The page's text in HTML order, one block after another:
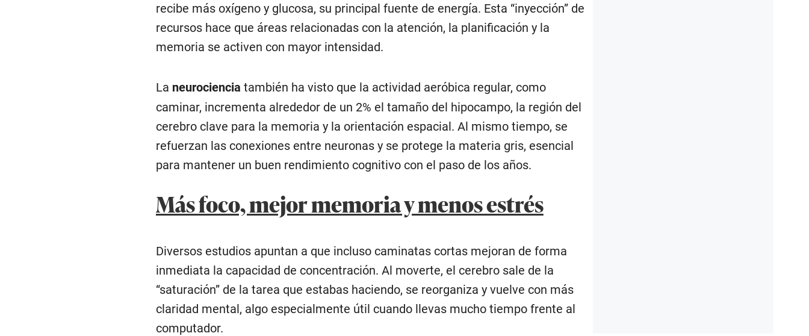
recibe más oxígeno y glucosa, su principal fuente de energía. Esta “inyección” de
recursos hace que áreas relacionadas con la atención, la planificación y la
memoria se activen con mayor intensidad.
La neurociencia también ha visto que la actividad aeróbica regular, como
caminar, incrementa alrededor de un 2% el tamaño del hipocampo, la región del
cerebro clave para la memoria y la orientación espacial. Al mismo tiempo, se
refuerzan las conexiones entre neuronas y se protege la materia gris, esencial
para mantener un buen rendimiento cognitivo con el paso de los años.
Más foco, mejor memoria y menos estrés
Diversos estudios apuntan a que incluso caminatas cortas mejoran de forma
inmediata la capacidad de concentración. Al moverte, el cerebro sale de la
“saturación” de la tarea que estabas haciendo, se reorganiza y vuelve con más
claridad mental, algo especialmente útil cuando llevas mucho tiempo frente al
computador.